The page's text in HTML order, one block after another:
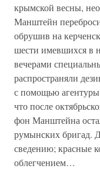
крымской весны,
Манштейн
обрушив на
шести имевшихся в
вечерами
распространяли
с помощью
что после
фон Манштейна
румынских бригад.
сведению; красные
облегчением…